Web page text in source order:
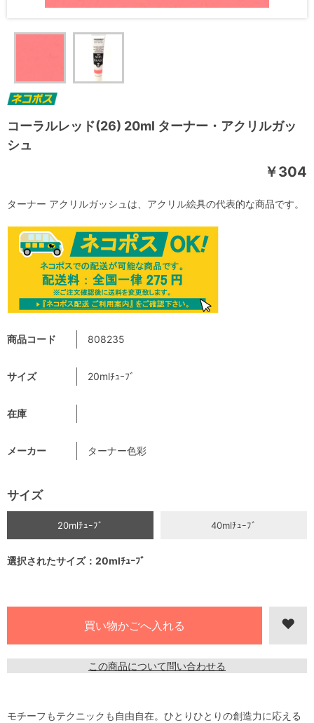
コーラルレッド(26) 20ml ターナー・アクリルガッ
シュ
￥304
商品コード 808235
サイズ 20mlﾁｭｰﾌﾞ
在庫
メーカー ターナー色彩
サイズ
20mlﾁｭｰﾌﾞ 40mlﾁｭｰﾌﾞ
選択されたサイズ：20mlﾁｭｰﾌﾞ
この商品について問い合わせる
ターナー アクリルガッシュは、アクリル絵具の代表的な商品です。
モチーフもテクニックも自由自在。ひとりひとりの創造力に応える